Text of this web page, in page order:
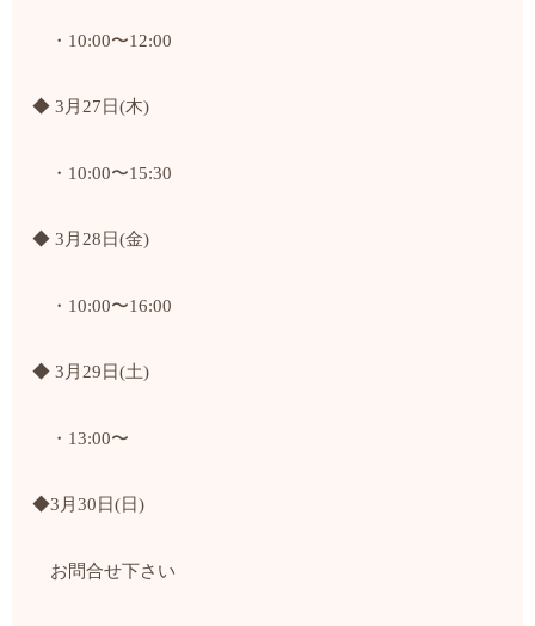
・10:00〜12:00
◆ 3月27日(木)
・10:00〜15:30
◆ 3月28日(金)
・10:00〜16:00
◆ 3月29日(土)
・13:00〜
◆3月30日(日)
お問合せ下さい